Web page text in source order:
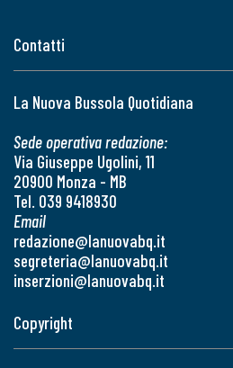
Contatti
La Nuova Bussola Quotidiana
Sede operativa redazione:
Via Giuseppe Ugolini, 11
20900 Monza - MB
Tel. 039 9418930
Email
redazione@lanuovabq.it
segreteria@lanuovabq.it
inserzioni@lanuovabq.it
Copyright